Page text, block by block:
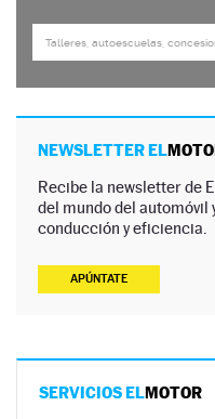
NEWSLETTER EL
Recibe la newsletter de
del mundo del automóvil
conducción y eficiencia.
APÚNTATE
SERVICIOS ELMOTOR